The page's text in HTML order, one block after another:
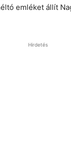
emléket állít
Hirdetés